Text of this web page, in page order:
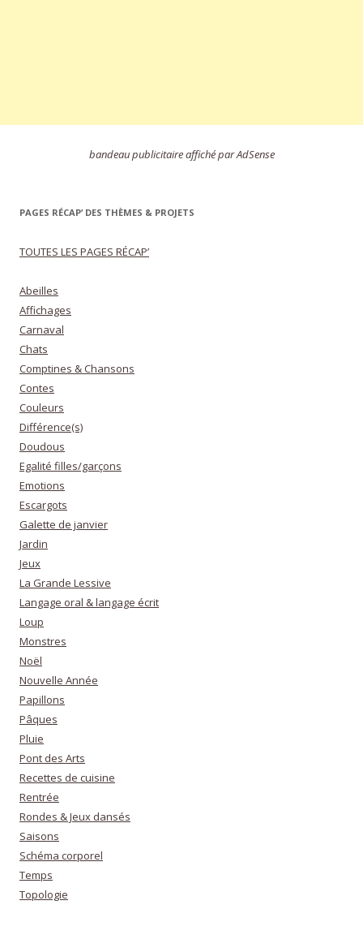
bandeau publicitaire affiché par AdSense
PAGES RÉCAP’ DES THÈMES & PROJETS
TOUTES LES PAGES RÉCAP’
Abeilles
Affichages
Carnaval
Chats
Comptines & Chansons
Contes
Couleurs
Différence(s)
Doudous
Egalité filles/garçons
Emotions
Escargots
Galette de janvier
Jardin
Jeux
La Grande Lessive
Langage oral & langage écrit
Loup
Monstres
Noël
Nouvelle Année
Papillons
Pâques
Pluie
Pont des Arts
Recettes de cuisine
Rentrée
Rondes & Jeux dansés
Saisons
Schéma corporel
Temps
Topologie